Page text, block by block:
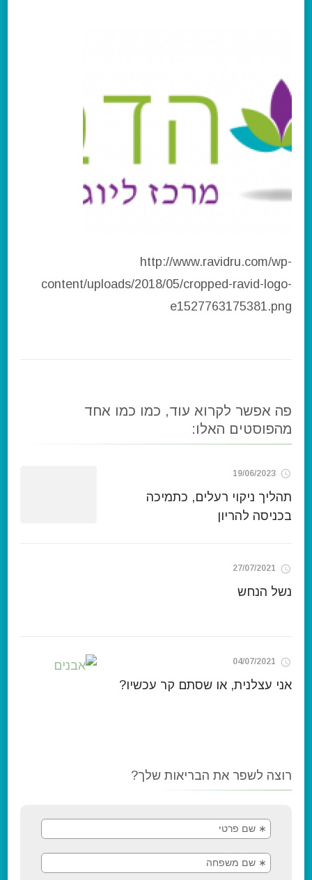
http://www.ravidru.com/wp-
content/uploads/2018/05/cropped-ravid-logo-
e1527763175381.png
פה אפשר לקרוא עוד, כמו כמו אחד
מהפוסטים האלו:
19/06/2023
תהליך ניקוי רעלים, כתמיכה
בכניסה להריון
27/07/2021
נשל הנחש
04/07/2021
אני עצלנית, או שסתם קר עכשיו?
רוצה לשפר את הבריאות שלך?